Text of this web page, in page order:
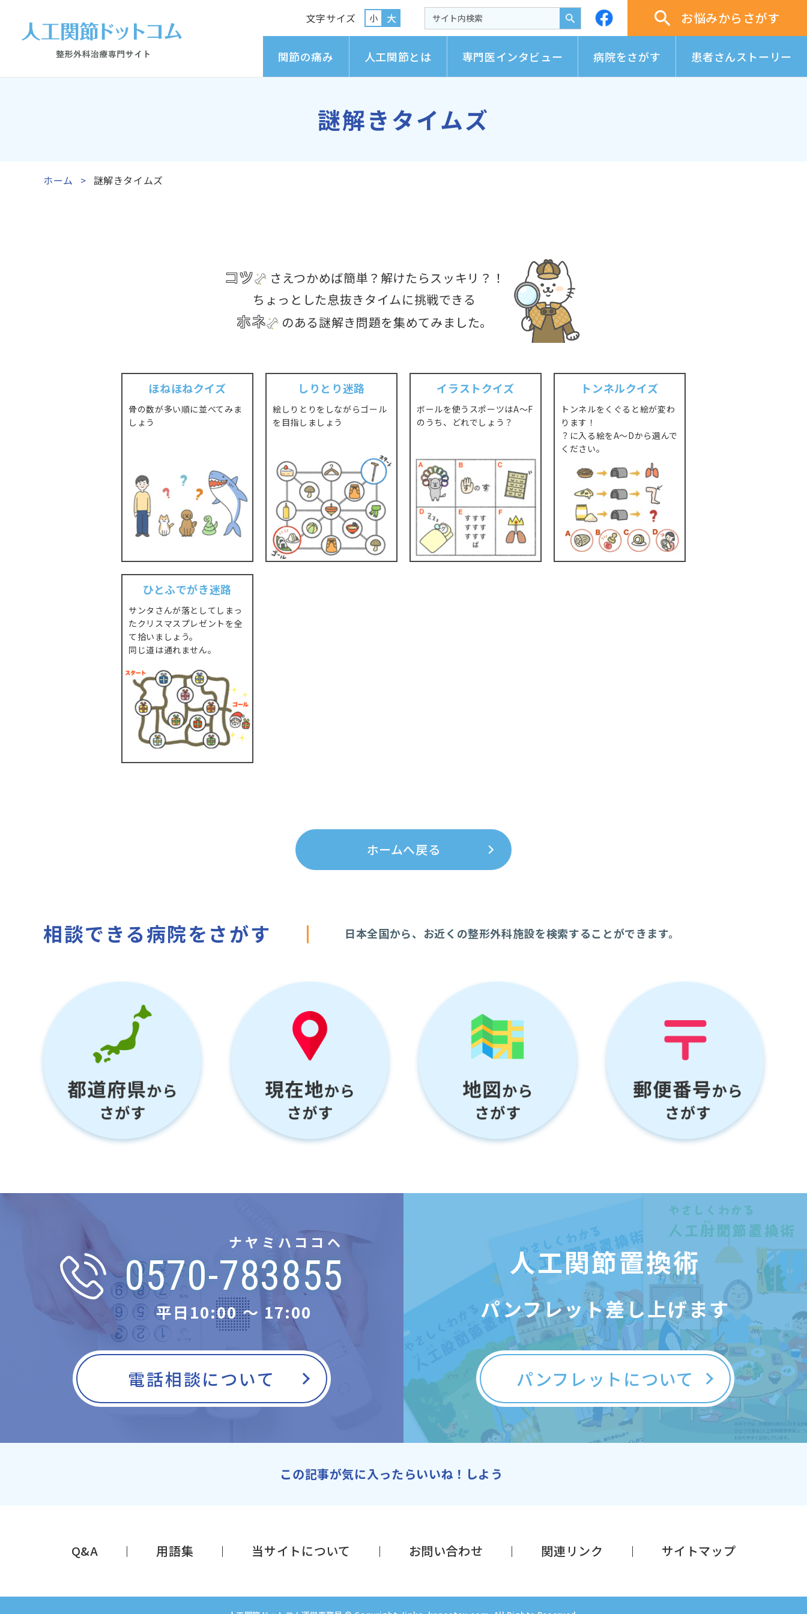
文字サイズ 小 大 お悩みからさがす
関節の痛み 人工関節とは 専門医インタビュー 病院をさがす 患者さんストーリー
謎解きタイムズ
ホーム 謎解きタイムズ
コツ さえつかめば簡単？ 解けたらスッキリ？！
ちょっとした息抜きタイムに挑戦できる
ホネ のある謎解き問題を集めてみました。
ほねほねクイズ
骨の数が多い順に並べてみま
しょう
しりとり迷路
絵しりとりをしながらゴール
を目指しましょう
イラストクイズ
ボールを使うスポーツはA～F
のうち、どれでしょう？
トンネルクイズ
トンネルをくぐると絵が変わ
ります！
？に入る絵をA～Dから選んで
ください。
ひとふでがき迷路
サンタさんが落としてしまっ
たクリスマスプレゼントを全
て拾いましょう。
同じ道は通れません。
ホームへ戻る
相談できる病院をさがす 日本全国から、お近くの整形外科施設を検索することができます。
ナヤミハココヘ
0570-783855
平日10:00 〜 17:00
電話相談について
人工関節置換術
パンフレット差し上げます
パンフレットについて
この記事が気に入ったらいいね！しよう
Q&A 用語集 当サイトについて お問い合わせ 関連リンク サイトマップ